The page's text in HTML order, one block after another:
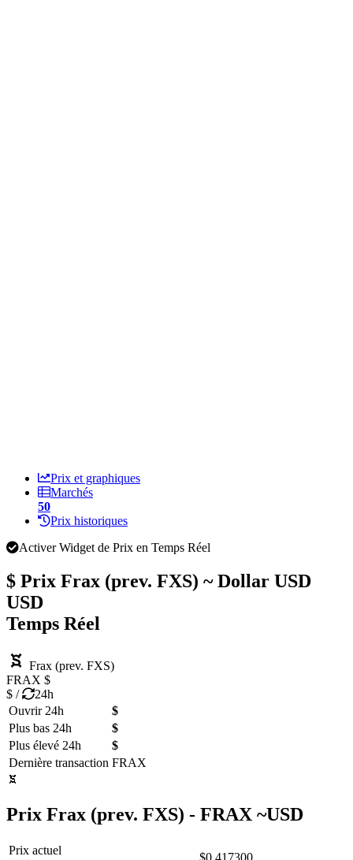
Prix et graphiques
Marchés
50
Prix historiques
Activer Widget de Prix en Temps Réel
$ Prix Frax (prev. FXS) ~ Dollar USD
USD
Temps Réel
Frax (prev. FXS)
FRAX $
$ /
24h
Ouvrir 24h
$
Plus bas 24h
$
Plus élevé 24h
$
Dernière transaction FRAX
Prix Frax (prev. FXS) - FRAX ~USD
Prix actuel
$0.417300